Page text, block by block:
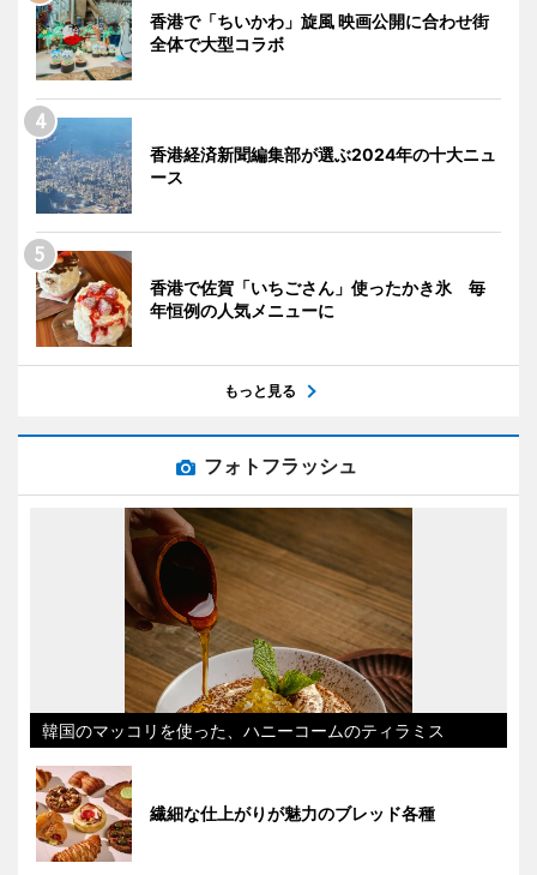
香港で「ちいかわ」旋風 映画公開に合わせ街
全体で大型コラボ
香港経済新聞編集部が選ぶ2024年の十大ニュ
ース
香港で佐賀「いちごさん」使ったかき氷 毎
年恒例の人気メニューに
もっと見る
フォトフラッシュ
韓国のマッコリを使った、ハニーコームのティラミス
繊細な仕上がりが魅力のブレッド各種